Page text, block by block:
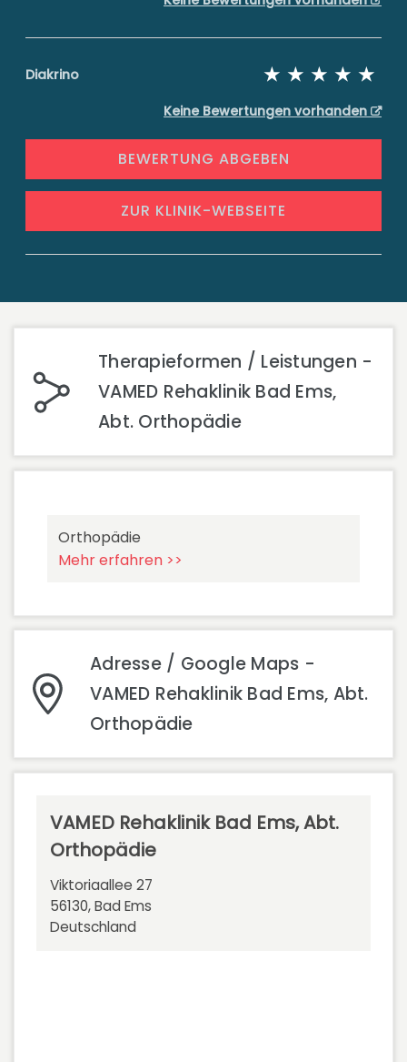
Diakrino
Keine Bewertungen vorhanden
BEWERTUNG ABGEBEN
ZUR KLINIK-WEBSEITE
Therapieformen / Leistungen -
VAMED Rehaklinik Bad Ems,
Abt. Orthopädie
Orthopädie
Mehr erfahren >>
Adresse / Google Maps -
VAMED Rehaklinik Bad Ems, Abt.
Orthopädie
VAMED Rehaklinik Bad Ems, Abt.
Orthopädie
Viktoriaallee 27
56130, Bad Ems
Deutschland